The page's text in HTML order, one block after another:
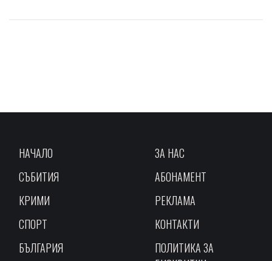
НАЧАЛО
СЪБИТИЯ
КРИМИ
СПОРТ
БЪЛГАРИЯ
ЗА НАС
АБОНАМЕНТ
РЕКЛАМА
КОНТАКТИ
ПОЛИТИКА ЗА